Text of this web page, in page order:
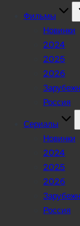
Фильмы
Новинки
2024
2025
2026
Россия
Сериалы
Новинки
2024
2025
2026
Россия